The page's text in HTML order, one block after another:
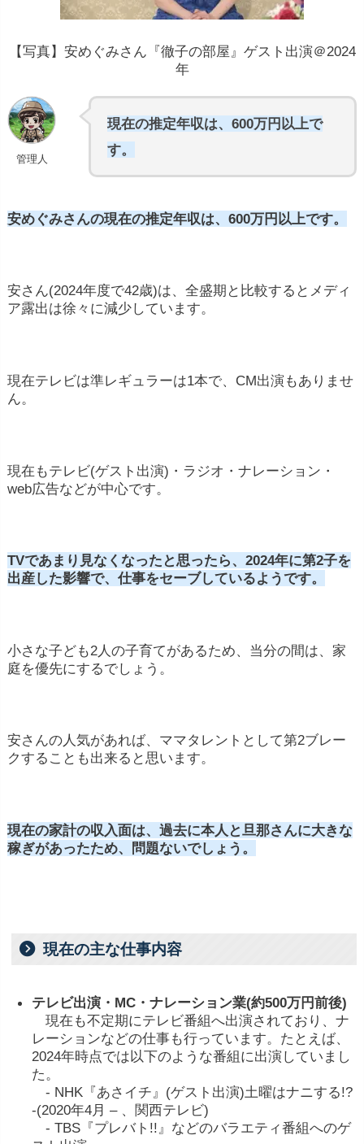
【写真】安めぐみさん『徹子の部屋』ゲスト出演＠2024
年
管理人
現在の推定年収は、600万円以上で
す。
安めぐみさんの現在の推定年収は、600万円以上です。
安さん(2024年度で42歳)は、全盛期と比較するとメディ
ア露出は徐々に減少しています。
現在テレビは準レギュラーは1本で、CM出演もありませ
ん。
現在もテレビ(ゲスト出演)・ラジオ・ナレーション・
web広告などが中心です。
TVであまり見なくなったと思ったら、2024年に第2子を
出産した影響で、仕事をセーブしているようです。
小さな子ども2人の子育てがあるため、当分の間は、家
庭を優先にするでしょう。
安さんの人気があれば、ママタレントとして第2ブレー
クすることも出来ると思います。
現在の家計の収入面は、過去に本人と旦那さんに大きな
稼ぎがあったため、問題ないでしょう。
現在の主な仕事内容
テレビ出演・MC・ナレーション業(約500万円前後)
現在も不定期にテレビ番組へ出演されており、ナ
レーションなどの仕事も行っています。たとえば、
2024年時点では以下のような番組に出演していまし
た。
- NHK『あさイチ』(ゲスト出演)土曜はナニする!?
-(2020年4月 – 、関西テレビ)
- TBS『プレバト!!』などのバラエティ番組へのゲ